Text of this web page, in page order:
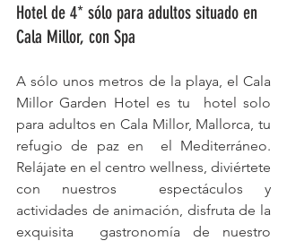
Hotel de 4* sólo para adultos situado en
Cala Millor, con Spa
A sólo unos metros de la playa, el Cala
Millor Garden Hotel es tu  hotel solo
para adultos en Cala Millor, Mallorca, tu
refugio de paz en  el Mediterráneo.
Relájate en el centro wellness, diviértete
con nuestros  espectáculos y
actividades de animación, disfruta de la
exquisita  gastronomía de nuestro